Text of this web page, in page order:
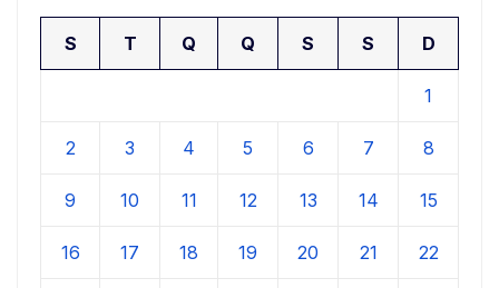
S T Q Q S S D
1
2 3 4 5 6 7 8
9 10 11 12 13 14 15
16 17 18 19 20 21 22